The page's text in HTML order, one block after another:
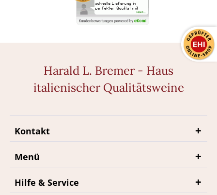
Harald L. Bremer - Haus
italienischer Qualitätsweine
Kontakt
Menü
Hilfe & Service